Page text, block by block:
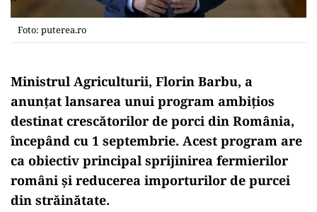
Foto: puterea.ro
Ministrul Agriculturii, Florin Barbu, a
anunțat lansarea unui program ambițios
destinat crescătorilor de porci din România,
începând cu 1 septembrie. Acest program are
ca obiectiv principal sprijinirea fermierilor
români și reducerea importurilor de purcei
din străinătate.